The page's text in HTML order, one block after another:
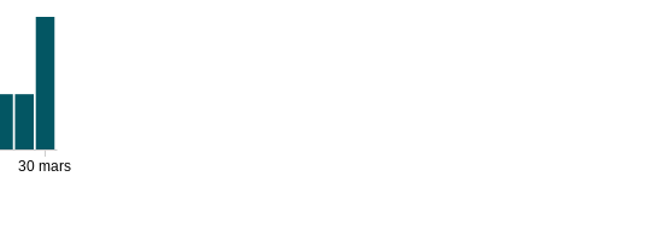
30 mars